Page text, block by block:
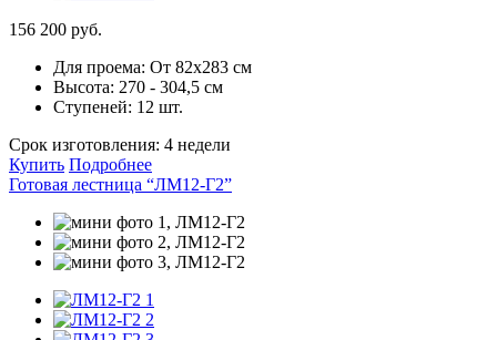
156 200 руб.
Для проема: От 82х283 см
Высота: 270 - 304,5 см
Ступеней: 12 шт.
Срок изготовления: 4 недели
Купить Подробнее
Готовая лестница “ЛМ12-Г2”